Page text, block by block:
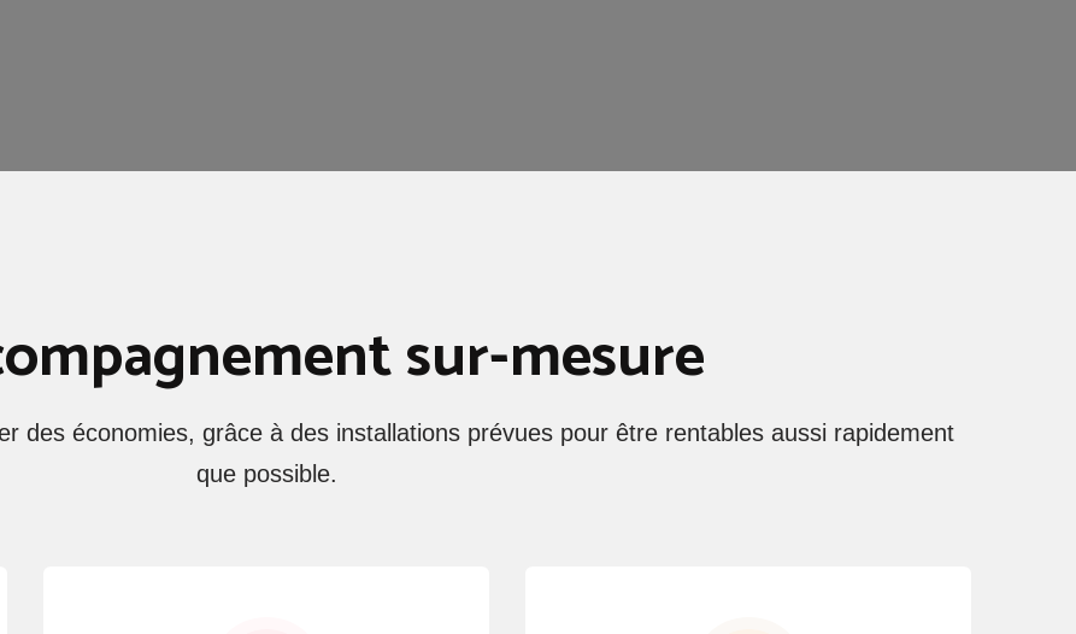
sur-mesure
des économies, grâce à des installations prévues pour être rentables aussi rapidement
que possible.